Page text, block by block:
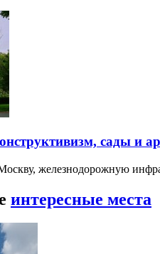
сады и
железнодорожную
интересные места